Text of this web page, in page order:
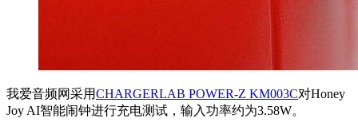
我爱音频网采用CHARGERLAB POWER-Z KM003C对Honey
Joy AI智能闹钟进行充电测试，输入功率约为3.58W。